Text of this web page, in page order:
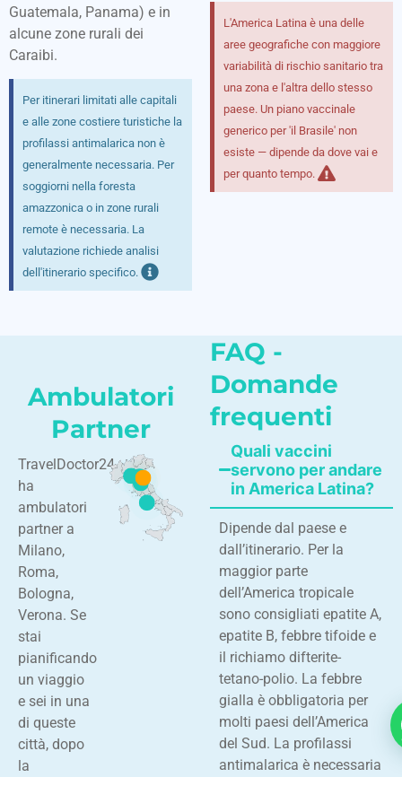
Guatemala, Panama) e in
alcune zone rurali dei
Caraibi.
Per itinerari limitati alle capitali
e alle zone costiere turistiche la
profilassi antimalarica non è
generalmente necessaria. Per
soggiorni nella foresta
amazzonica o in zone rurali
remote è necessaria. La
valutazione richiede analisi
dell'itinerario specifico.
L'America Latina è una delle
aree geografiche con maggiore
variabilità di rischio sanitario tra
una zona e l'altra dello stesso
paese. Un piano vaccinale
generico per 'il Brasile' non
esiste — dipende da dove vai e
per quanto tempo.
Ambulatori
Partner
TravelDoctor24
ha
ambulatori
partner a
Milano,
Roma,
Bologna,
Verona. Se
stai
pianificando
un viaggio
e sei in una
di queste
città, dopo
la
FAQ -
Domande
frequenti
Quali vaccini
servono per andare
in America Latina?
Dipende dal paese e
dall’itinerario. Per la
maggior parte
dell’America tropicale
sono consigliati epatite A,
epatite B, febbre tifoide e
il richiamo difterite-
tetano-polio. La febbre
gialla è obbligatoria per
molti paesi dell’America
del Sud. La profilassi
antimalarica è necessaria